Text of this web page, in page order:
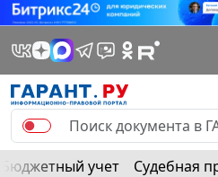
Бюджетный учет Судебная